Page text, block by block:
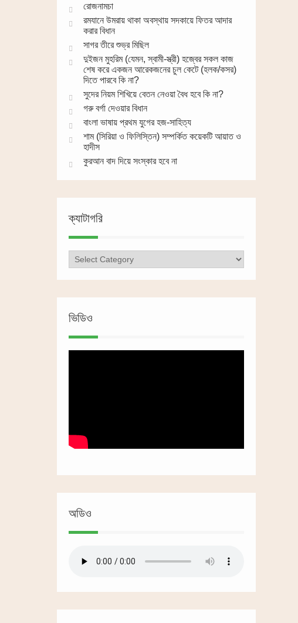
রোজনামচা
রমযানে উমরায় থাকা অবস্থায় সদকায়ে ফিতর আদার
করার বিধান
সাগর তীরে শুভ্র মিছিল
দুইজন মুহরিম (যেমন, স্বামী-স্ত্রী) হজ্বের সকল কাজ
শেষ করে একজন আরেকজনের চুল কেটে (হলক/কসর)
দিতে পারবে কি না?
সুদের নিয়ম শিখিয়ে বেতন নেওয়া বৈধ হবে কি না?
গরু বর্গা দেওয়ার বিধান
বাংলা ভাষায় প্রথম যুগের হজ-সাহিত্য
শাম (সিরিয়া ও ফিলিস্তিন) সম্পর্কিত কয়েকটি আয়াত ও
হাদীস
কুরআন বাদ দিয়ে সংস্কার হবে না
ক্যাটাগরি
ক্যাটাগরি
ভিডিও
অডিও